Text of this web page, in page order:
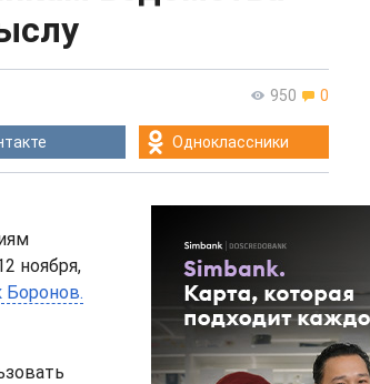
950 0
Одноклассники
ноября,
Боронов.